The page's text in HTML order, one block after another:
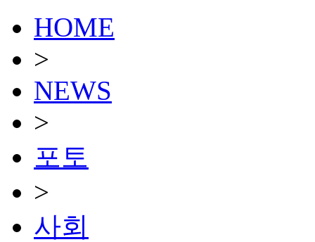
HOME
>
NEWS
>
포토
>
사회